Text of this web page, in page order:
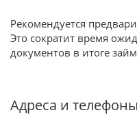
Рекомендуется
Это сократит время
документов в итоге
Адреса и